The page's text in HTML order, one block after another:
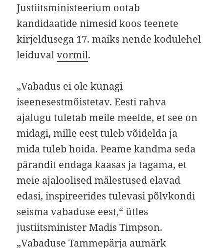
Justiitsministeerium ootab
kandidaatide nimesid koos teenete
kirjeldusega 17. maiks nende kodulehel
leiduvalvormil.
„Vabadus ei ole kunagi
iseenesestmõistetav. Eesti rahva
ajalugu tuletab meile meelde, et see on
midagi, mille eest tuleb võidelda ja
mida tuleb hoida. Peame kandma seda
pärandit endaga kaasas ja tagama, et
meie ajaloolised mälestused elavad
edasi, inspireerides tulevasi põlvkondi
seisma vabaduse eest,“ ütles
justiitsminister Madis Timpson.
„Vabaduse Tammepärja aumärk